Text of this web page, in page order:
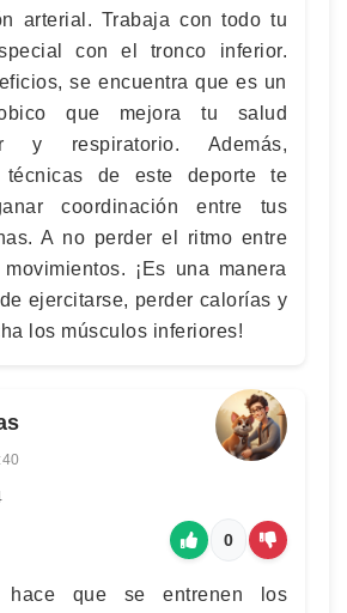
arterial. Trabaja con todo tu
con el tronco inferior.
se encuentra que es un
que mejora tu salud
y respiratorio. Además,
técnicas de este deporte te
coordinación entre tus
A no perder el ritmo entre
¡Es una manera
ejercitarse, perder calorías y
los músculos inferiores!
0
hace que se entrenen los